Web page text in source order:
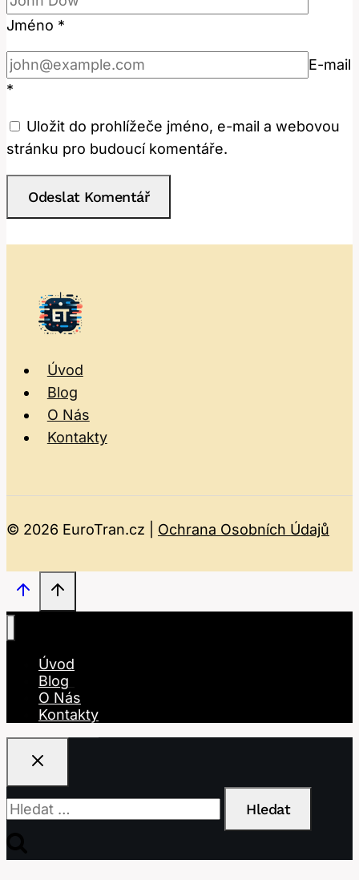
Jméno *
E-mail
*
Uložit do prohlížeče jméno, e-mail a webovou
stránku pro budoucí komentáře.
Úvod
Blog
O Nás
Kontakty
© 2026 EuroTran.cz | Ochrana Osobních Údajů
Úvod
Blog
O Nás
Kontakty
Vyhledávání